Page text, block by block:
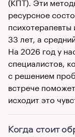
ресурсное
33 лет, а
На 2026 год у
специалистов,
с решением
встрече
исходит это
Когда стоит